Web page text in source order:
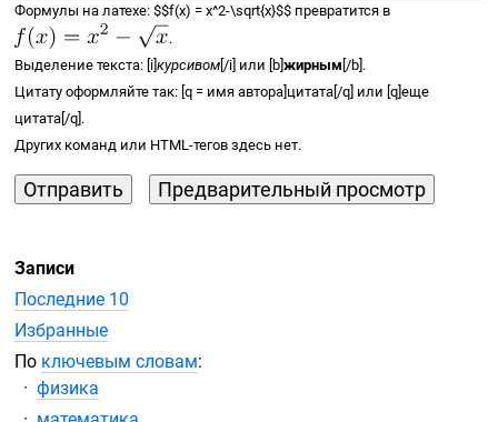
Формулы на латехе:$$f(x) =x^2-\sqrt{x}$$ превратится в
.
Выделение текста: [i]курсивом [/i] или [b]жирным [/b].
Цитату оформляйте так: [q = имя автора]цитата[/q] или [q]еще
цитата[/q].
Других команд или HTML-тегов здесь нет.
Записи
Последние 10
Избранные
По ключевым словам:
физика